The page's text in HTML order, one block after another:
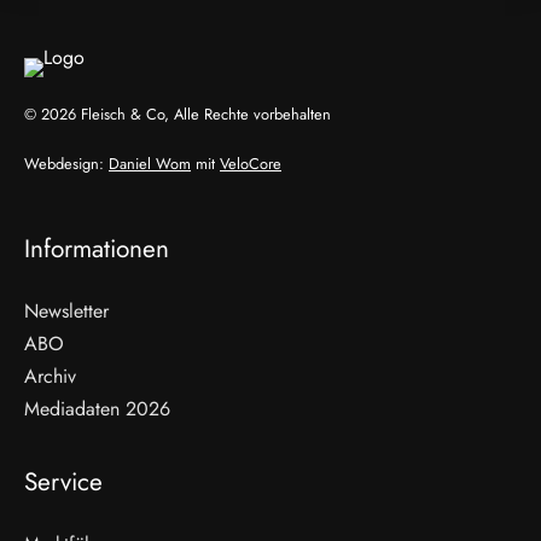
© 2026 Fleisch & Co, Alle Rechte vorbehalten
Webdesign: Daniel Wom mit VeloCore
Informationen
Newsletter
ABO
Archiv
Mediadaten 2026
Service